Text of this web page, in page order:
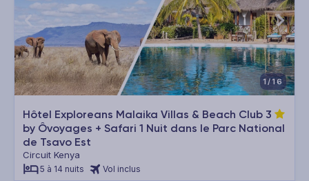
1/16
Hôtel Exploreans Malaika Villas & Beach Club 3
by Ôvoyages + Safari 1 Nuit dans le Parc National
de Tsavo Est
Circuit Kenya
5 à 14 nuits Vol inclus